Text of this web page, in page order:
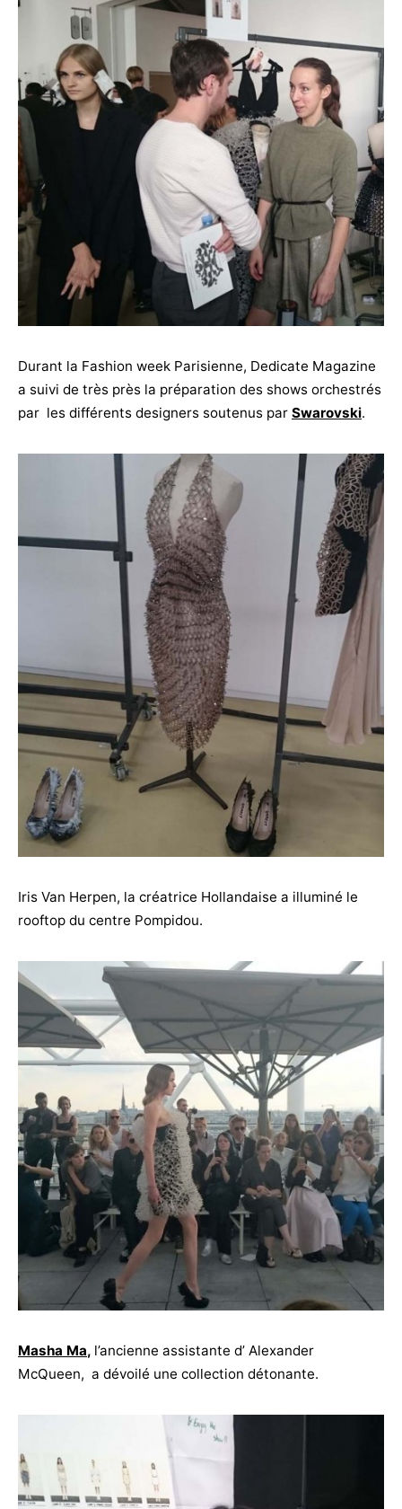
Durant la Fashion week Parisienne, Dedicate Magazine
a suivi de très près la préparation des shows orchestrés
par les différents designers soutenus par Swarovski.
Iris Van Herpen, la créatrice Hollandaise a illuminé le
rooftop du centre Pompidou.
Masha Ma, l’ancienne assistante d’ Alexander
McQueen, a dévoilé une collection détonante.